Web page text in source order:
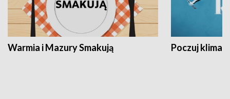
Warmia i Mazury Smakują Poczuj klimat